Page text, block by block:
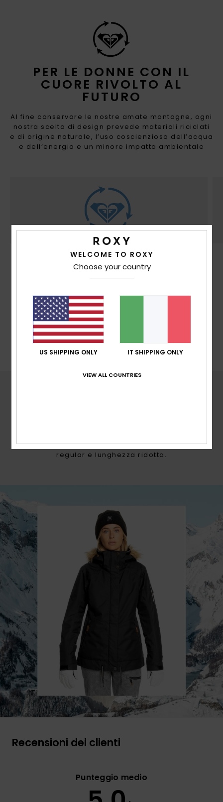
tutta la libertà di movimento del taglio
regular e lunghezza ridotta.
PER LE DONNE CON IL
CUORE RIVOLTO AL
FUTURO
Al fine conservare le nostre amate montagne, ogni
nostra scelta di design prevede materiali riciclati
e di origine naturale, l’uso coscienzioso dell’acqua
e dell’energia e un minore impatto ambientale
SOSTENIBILITÀ
Almeno 75% di fibre riciclate* *% espressa
peso totale del capo.
Recensioni dei clienti
Punteggio medio
WELCOME TO ROXY
Choose your country
US SHIPPING ONLY IT SHIPPING ONLY
VIEW ALL COUNTRIES